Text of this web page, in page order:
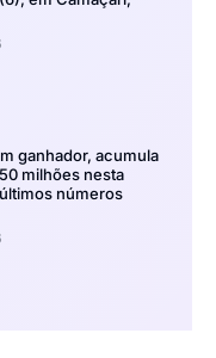
ganhador, acumula
milhões nesta
números